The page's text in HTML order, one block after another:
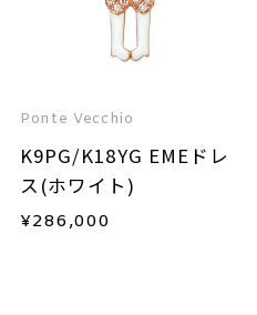
Ponte Vecchio
K9PG/K18YG EMEドレ
ス(ホワイト)
¥286,000